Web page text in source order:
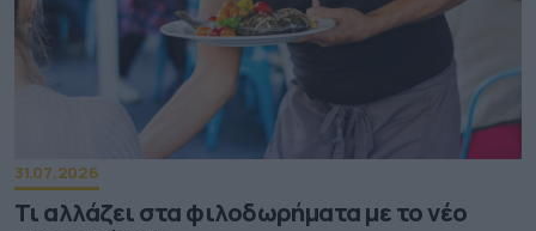
31.07.2026
Τι αλλάζει στα φιλοδωρήματα με το νέο